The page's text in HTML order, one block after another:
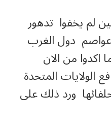
لم يخفوا تدهور
دول الغرب
اكدوا من الان
الولايات المتحدة
ورد ذلك على